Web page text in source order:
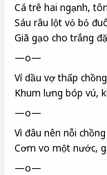
Cá trê hai ngạnh,
Sáu râu lột vỏ bỏ
Giã gạo cho trắng
—o—
Ví dầu vợ thấp
Khum lưng bóp vú,
—o—
Vì đâu nên nỗi
Cơm vo một nước,
—o—